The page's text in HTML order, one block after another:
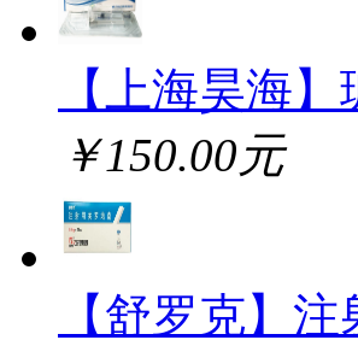
【上海昊海
￥150.00元
【舒罗克】